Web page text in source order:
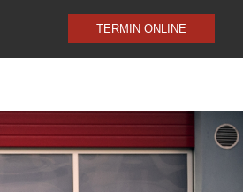
TERMIN ONLINE